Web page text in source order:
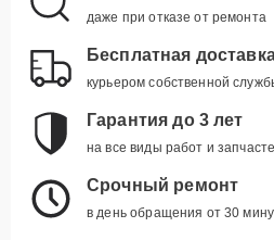
даже при отказе от ремонта
Бесплатная
курьером собственной
Гарантия до 3 лет
на все виды работ и
Срочный ремонт
в день обращения от 30